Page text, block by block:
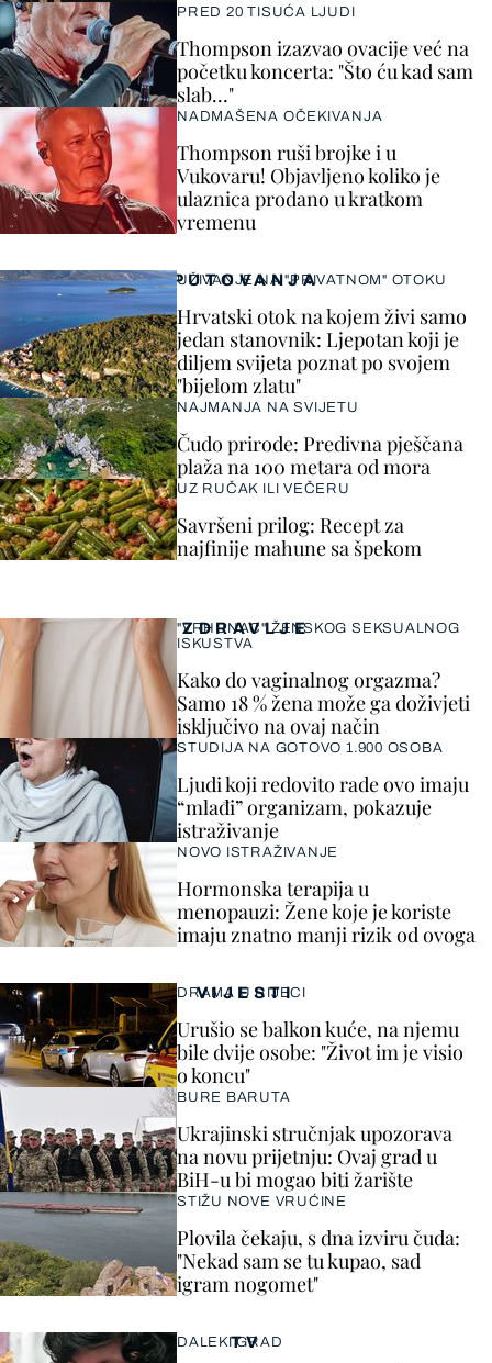
VIJESTI
DRAMA U RIJECI
Urušio se balkon kuće, na njemu
bile dvije osobe: "Život im je visio
o koncu"
BURE BARUTA
Ukrajinski stručnjak upozorava
na novu prijetnju: Ovaj grad u
BiH-u bi mogao biti žarište
STIŽU NOVE VRUĆINE
Plovila čekaju, s dna izviru čuda:
"Nekad sam se tu kupao, sad
igram nogomet"
PRED 20 TISUĆA LJUDI
Thompson izazvao ovacije već na
početku koncerta: "Što ću kad sam
slab..."
NADMAŠENA OČEKIVANJA
Thompson ruši brojke i u
Vukovaru! Objavljeno koliko je
ulaznica prodano u kratkom
vremenu
ZDRAVLJE
"VRHUNAC" ŽENSKOG SEKSUALNOG
ISKUSTVA
Kako do vaginalnog orgazma?
Samo 18 % žena može ga doživjeti
isključivo na ovaj način
STUDIJA NA GOTOVO 1.900 OSOBA
Ljudi koji redovito rade ovo imaju
“mlađi” organizam, pokazuje
istraživanje
NOVO ISTRAŽIVANJE
Hormonska terapija u
menopauzi: Žene koje je koriste
imaju znatno manji rizik od ovoga
TV
DALEKI GRAD
PUTOVANJA
UŽIVANJE NA "PRIVATNOM" OTOKU
Hrvatski otok na kojem živi samo
jedan stanovnik: Ljepotan koji je
diljem svijeta poznat po svojem
"bijelom zlatu"
NAJMANJA NA SVIJETU
Čudo prirode: Predivna pješčana
plaža na 100 metara od mora
UZ RUČAK ILI VEČERU
Savršeni prilog: Recept za
najfinije mahune sa špekom